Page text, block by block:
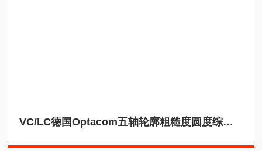
VC/LC德国Optacom五轴轮廓粗糙度圆度综合测量仪